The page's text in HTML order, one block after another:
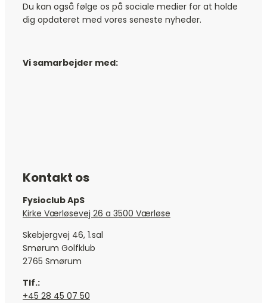
Du kan også følge os på sociale medier for at holde
dig opdateret med vores seneste nyheder.
Vi samarbejder med:
Kontakt os
Fysioclub ApS
Kirke Værløsevej 26 a 3500 Værløse
Skebjergvej 46, 1.sal
Smørum Golfklub
2765 Smørum
Tlf.:
+45 28 45 07 50